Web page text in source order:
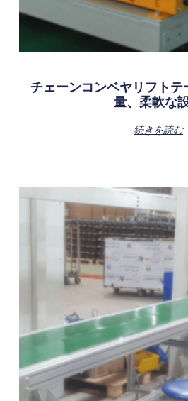
チェーンコンベヤリフト
量、柔軟な
続きを読む